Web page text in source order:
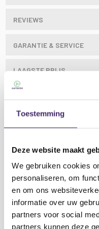
Toestemming
Deze website maakt
We gebruiken cookies
personaliseren, om
en om ons
informatie over uw
partners voor social
partners kunnen deze
REVIEWS
GARANTIE & SERVICE
LAAGSTE PRIJS
De DQM-serie
UHF-
wide ontvanger voor
afstembandbreedte
MHz CH38-band.
geluidsweergave en
samen met een
stabiele draadloze
op het podium kunt
Lees meer